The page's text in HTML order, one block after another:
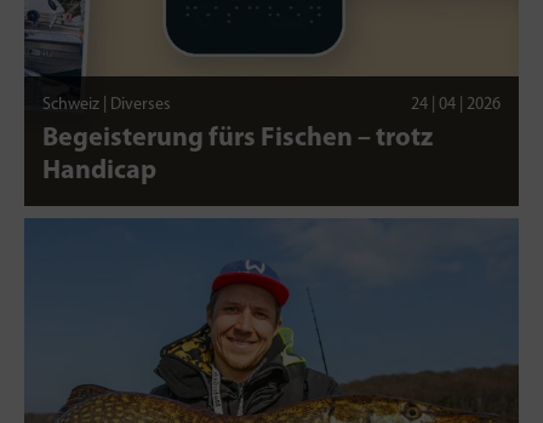
Schweiz | Diverses 24 | 04 | 2026
Begeisterung fürs Fischen – trotz
Handicap